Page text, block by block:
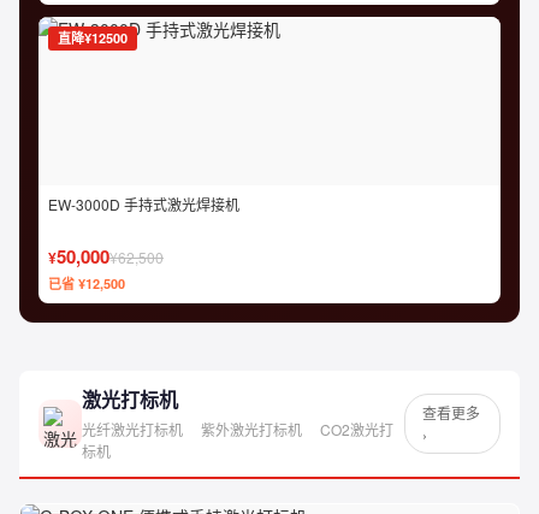
直降¥12500
EW-3000D 手持式激光焊接机
¥50,000¥62,500
已省 ¥12,500
激光打标机
光纤激光打标机 紫外激光打标机
CO2激光打
标机
查看更多
›